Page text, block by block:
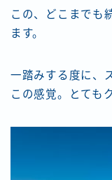
この、どこまでも
ます。
一踏みする度に、
この感覚。とても